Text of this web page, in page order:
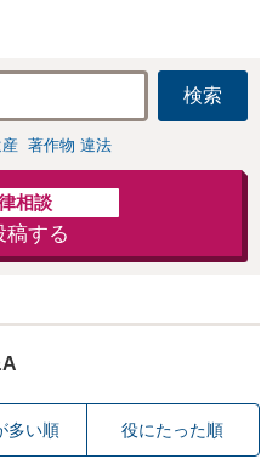
検索
著作物 違法
相談
稿する
多い順 役にたった順